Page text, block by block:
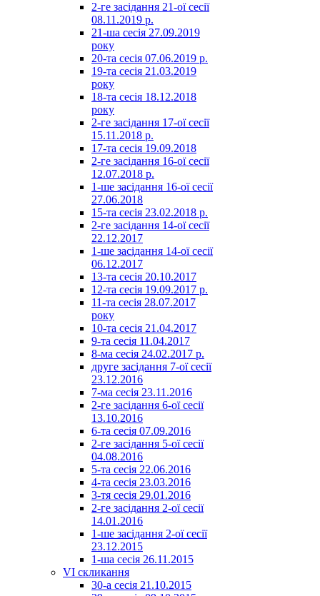
2-ге засідання 21-ої сесії
08.11.2019 р.
21-ша сесія 27.09.2019
року
20-та сесія 07.06.2019 р.
19-та сесія 21.03.2019
року
18-та сесія 18.12.2018
року
2-ге засідання 17-ої сесії
15.11.2018 р.
17-та сесія 19.09.2018
2-ге засідання 16-ої сесії
12.07.2018 р.
1-ше засідання 16-ої сесії
27.06.2018
15-та сесія 23.02.2018 р.
2-ге засідання 14-ої сесії
22.12.2017
1-ше засідання 14-ої сесії
06.12.2017
13-та сесія 20.10.2017
12-та сесія 19.09.2017 р.
11-та сесія 28.07.2017
року
10-та сесія 21.04.2017
9-та сесія 11.04.2017
8-ма сесія 24.02.2017 р.
друге засідання 7-ої сесії
23.12.2016
7-ма сесія 23.11.2016
2-ге засідання 6-ої сесії
13.10.2016
6-та сесія 07.09.2016
2-ге засідання 5-ої сесії
04.08.2016
5-та сесія 22.06.2016
4-та сесія 23.03.2016
3-тя сесія 29.01.2016
2-ге засідання 2-ої сесії
14.01.2016
1-ше засідання 2-ої сесії
23.12.2015
1-ша сесія 26.11.2015
VI скликання
30-а сесія 21.10.2015